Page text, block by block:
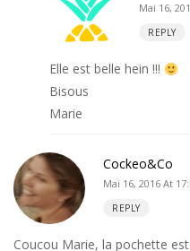
Mai 16,
REPLY
Elle est belle hein !!!
Bisous
Marie
Cockeo&co
Mai 16, 2016 At
REPLY
Coucou Marie, la pochette